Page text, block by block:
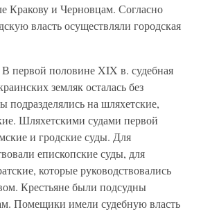
Кракову и Черновцам. Согласно
власть осуществляли городская
В первой половине XIX в. судебная
земляк осталась без
подразделялись на шляхетские,
Шляхетскими судами первой
и гродские суды. Для
епископские суды, для
которые руководствовались
Крестьяне были подсудны
Помещики имели судебную власть